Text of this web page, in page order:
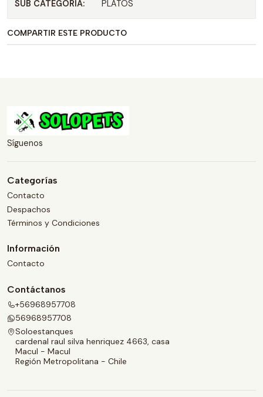
SUB CATEGORIA: PLATOS
COMPARTIR ESTE PRODUCTO
Síguenos
Categorías
Contacto
Despachos
Términos y Condiciones
Información
Contacto
Contáctanos
+56968957708
56968957708
Soloestanques
cardenal raul silva henriquez 4663, casa
Macul - Macul
Región Metropolitana - Chile